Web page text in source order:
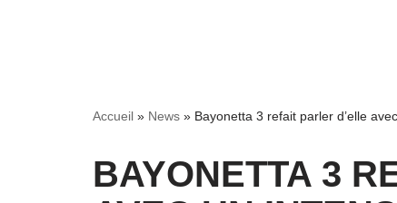
Accueil » News » Bayonetta 3 refait parler d’elle
BAYONETTA 3